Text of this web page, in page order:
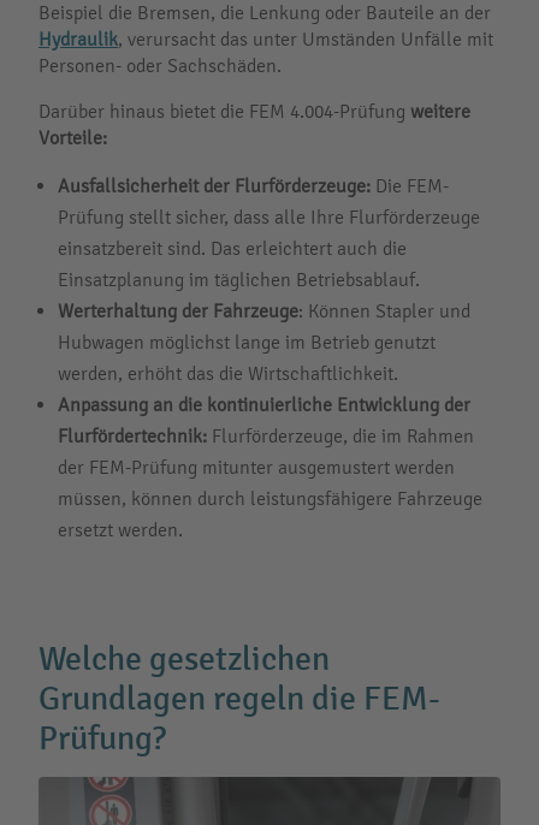
Beispiel die Bremsen, die Lenkung oder Bauteile an der
Hydraulik, verursacht das unter Umständen Unfälle mit
Personen- oder Sachschäden.
Darüber hinaus bietet die FEM 4.004-Prüfung weitere
Vorteile:
Ausfallsicherheit der Flurförderzeuge: Die FEM-
Prüfung stellt sicher, dass alle Ihre Flurförderzeuge
einsatzbereit sind. Das erleichtert auch die
Einsatzplanung im täglichen Betriebsablauf.
Werterhaltung der Fahrzeuge: Können Stapler und
Hubwagen möglichst lange im Betrieb genutzt
werden, erhöht das die Wirtschaftlichkeit.
Anpassung an die kontinuierliche Entwicklung der
Flurfördertechnik: Flurförderzeuge, die im Rahmen
der FEM-Prüfung mitunter ausgemustert werden
müssen, können durch leistungsfähigere Fahrzeuge
ersetzt werden.
Welche gesetzlichen
Grundlagen regeln die FEM-
Prüfung?